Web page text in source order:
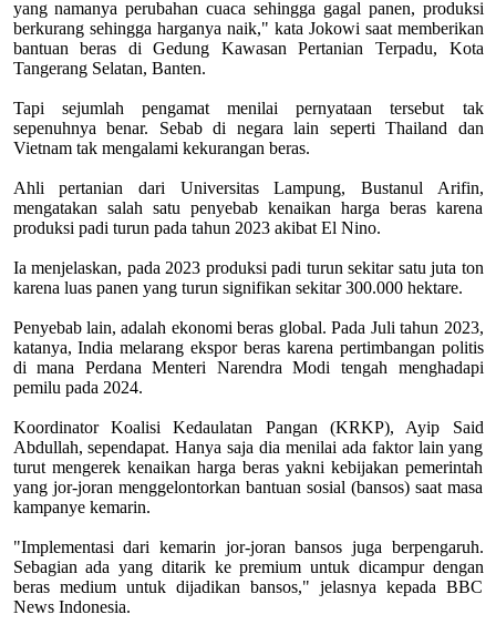
yang namanya perubahan cuaca sehingga gagal panen, produksi
berkurang sehingga harganya naik," kata Jokowi saat memberikan
bantuan beras di Gedung Kawasan Pertanian Terpadu, Kota
Tangerang Selatan, Banten.
Tapi sejumlah pengamat menilai pernyataan tersebut tak
sepenuhnya benar. Sebab di negara lain seperti Thailand dan
Vietnam tak mengalami kekurangan beras.
Ahli pertanian dari Universitas Lampung, Bustanul Arifin,
mengatakan salah satu penyebab kenaikan harga beras karena
produksi padi turun pada tahun 2023 akibat El Nino.
Ia menjelaskan, pada 2023 produksi padi turun sekitar satu juta ton
karena luas panen yang turun signifikan sekitar 300.000 hektare.
Penyebab lain, adalah ekonomi beras global. Pada Juli tahun 2023,
katanya, India melarang ekspor beras karena pertimbangan politis
di mana Perdana Menteri Narendra Modi tengah menghadapi
pemilu pada 2024.
Koordinator Koalisi Kedaulatan Pangan (KRKP), Ayip Said
Abdullah, sependapat. Hanya saja dia menilai ada faktor lain yang
turut mengerek kenaikan harga beras yakni kebijakan pemerintah
yang jor-joran menggelontorkan bantuan sosial (bansos) saat masa
kampanye kemarin.
"Implementasi dari kemarin jor-joran bansos juga berpengaruh.
Sebagian ada yang ditarik ke premium untuk dicampur dengan
beras medium untuk dijadikan bansos," jelasnya kepada BBC
News Indonesia.